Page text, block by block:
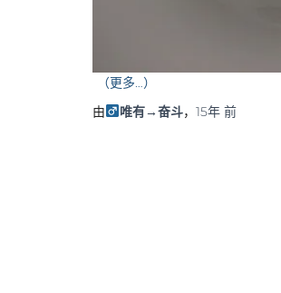
（更多…）
由
唯有→奋斗， 15年前